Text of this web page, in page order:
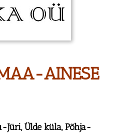
AINESE
Jüri, Ülde küla, Põhja-